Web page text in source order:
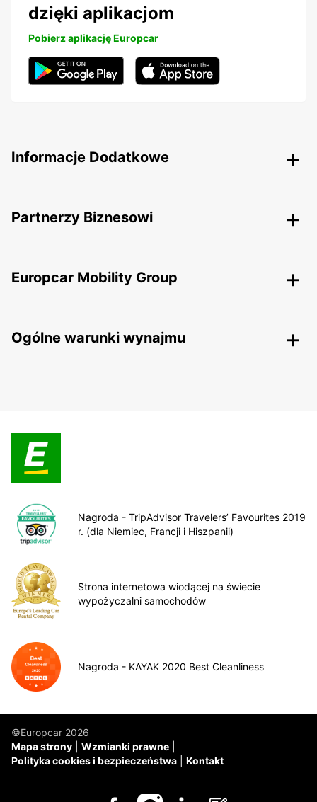
dzięki aplikacjom
Pobierz aplikację Europcar
Informacje Dodatkowe
Partnerzy Biznesowi
Europcar Mobility Group
Ogólne warunki wynajmu
Nagroda - TripAdvisor Travelers’ Favourites 2019
r. (dla Niemiec, Francji i Hiszpanii)
Strona internetowa wiodącej na świecie
wypożyczalni samochodów
Nagroda - KAYAK 2020 Best Cleanliness
©Europcar 2026
Mapa strony
Wzmianki prawne
Polityka cookies i bezpieczeństwa
Kontakt